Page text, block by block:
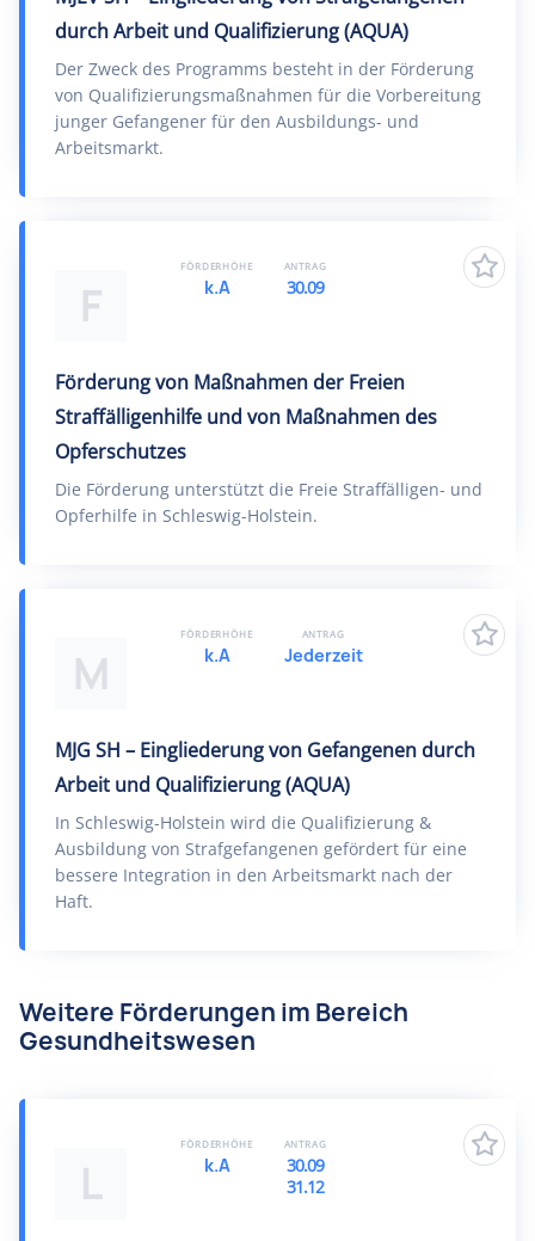
durch Arbeit und Qualifizierung (AQUA)
Der Zweck des Programms besteht in der Förderung
von Qualifizierungsmaßnahmen für die Vorbereitung
junger Gefangener für den Ausbildungs- und
Arbeitsmarkt.
F
Förderung von Maßnahmen der Freien
Straffälligenhilfe und von Maßnahmen des
Opferschutzes
Die Förderung unterstützt die Freie Straffälligen- und
Opferhilfe in Schleswig-Holstein.
FÖRDERHÖHE
k.A
ANTRAG
30.09
M
MJG SH – Eingliederung von Gefangenen durch
Arbeit und Qualifizierung (AQUA)
In Schleswig-Holstein wird die Qualifizierung &
Ausbildung von Strafgefangenen gefördert für eine
bessere Integration in den Arbeitsmarkt nach der
Haft.
FÖRDERHÖHE
k.A
ANTRAG
Jederzeit
Weitere Förderungen im Bereich
Gesundheitswesen
L
FÖRDERHÖHE
k.A
ANTRAG
30.09
31.12